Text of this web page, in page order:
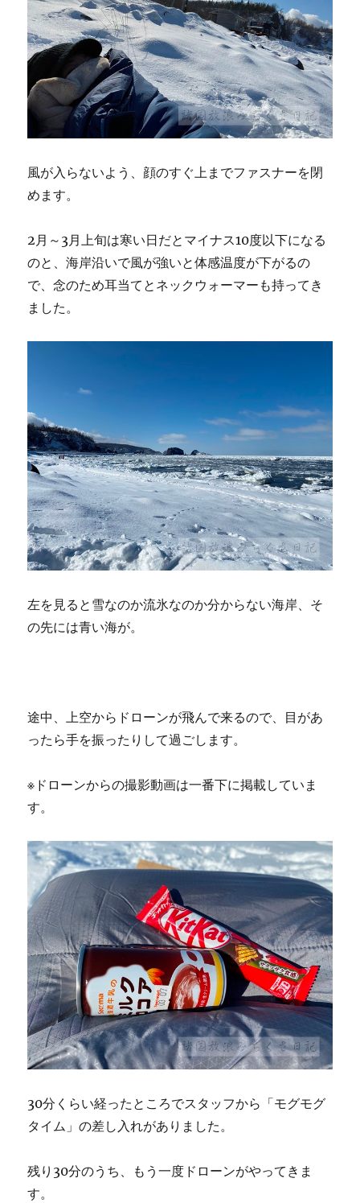
風が入らないよう、顔のすぐ上までファスナーを閉
めます。
2月～3月上旬は寒い日だとマイナス10度以下になる
のと、海岸沿いで風が強いと体感温度が下がるの
で、念のため耳当てとネックウォーマーも持ってき
ました。
左を見ると雪なのか流氷なのか分からない海岸、そ
の先には青い海が。
途中、上空からドローンが飛んで来るので、目があ
ったら手を振ったりして過ごします。
※ドローンからの撮影動画は一番下に掲載していま
す。
30分くらい経ったところでスタッフから「モグモグ
タイム」の差し入れがありました。
残り30分のうち、もう一度ドローンがやってきま
す。